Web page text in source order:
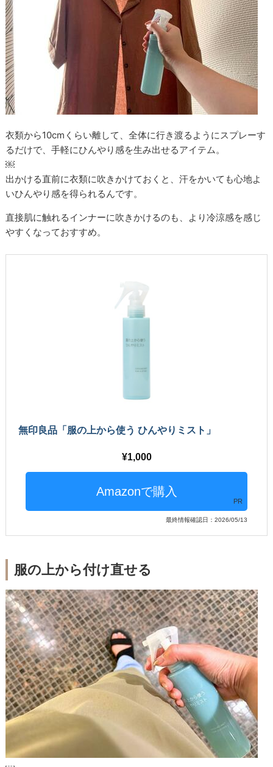
衣類から10cmくらい離して、全体に行き渡るようにスプレーす
るだけで、手軽にひんやり感を生み出せるアイテム。
￼
出かける直前に衣類に吹きかけておくと、汗をかいても心地よ
いひんやり感を得られるんです。
直接肌に触れるインナーに吹きかけるのも、より冷涼感を感じ
やすくなっておすすめ。
無印良品「服の上から使う ひんやりミスト」
1,000
PR
最終情報確認日：2026/05/13
服の上から付け直せる